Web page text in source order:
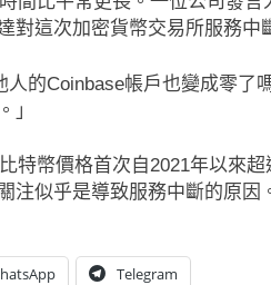
對這次加密貨幣交易所服務中
的Coinbase帳戶也變成零了
」
特幣價格首次自2021年以來
注似乎是導致服務中斷的原因
Telegram
那契63,600美元未收復，下
天 Ago